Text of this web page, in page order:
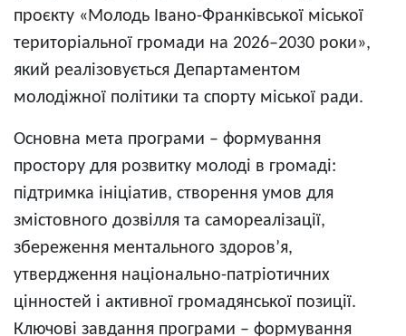
проєкту «Молодь Івано-Франківської міської
територіальної громади на 2026–2030 роки»,
який реалізовується Департаментом
молодіжної політики та спорту міської ради.
Основна мета програми – формування
простору для розвитку молоді в громаді:
підтримка ініціатив, створення умов для
змістовного дозвілля та самореалізації,
збереження ментального здоров’я,
утвердження національно-патріотичних
цінностей і активної громадянської позиції.
Ключові завдання програми – формування